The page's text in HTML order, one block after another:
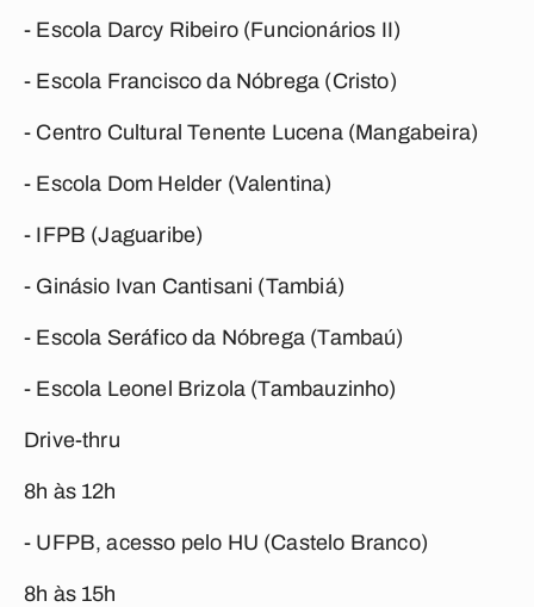
- Escola Darcy Ribeiro (Funcionários II)
- Escola Francisco da Nóbrega (Cristo)
- Centro Cultural Tenente Lucena (Mangabeira)
- Escola Dom Helder (Valentina)
- IFPB (Jaguaribe)
- Ginásio Ivan Cantisani (Tambiá)
- Escola Seráfico da Nóbrega (Tambaú)
- Escola Leonel Brizola (Tambauzinho)
Drive-thru
8h às 12h
- UFPB, acesso pelo HU (Castelo Branco)
8h às 15h